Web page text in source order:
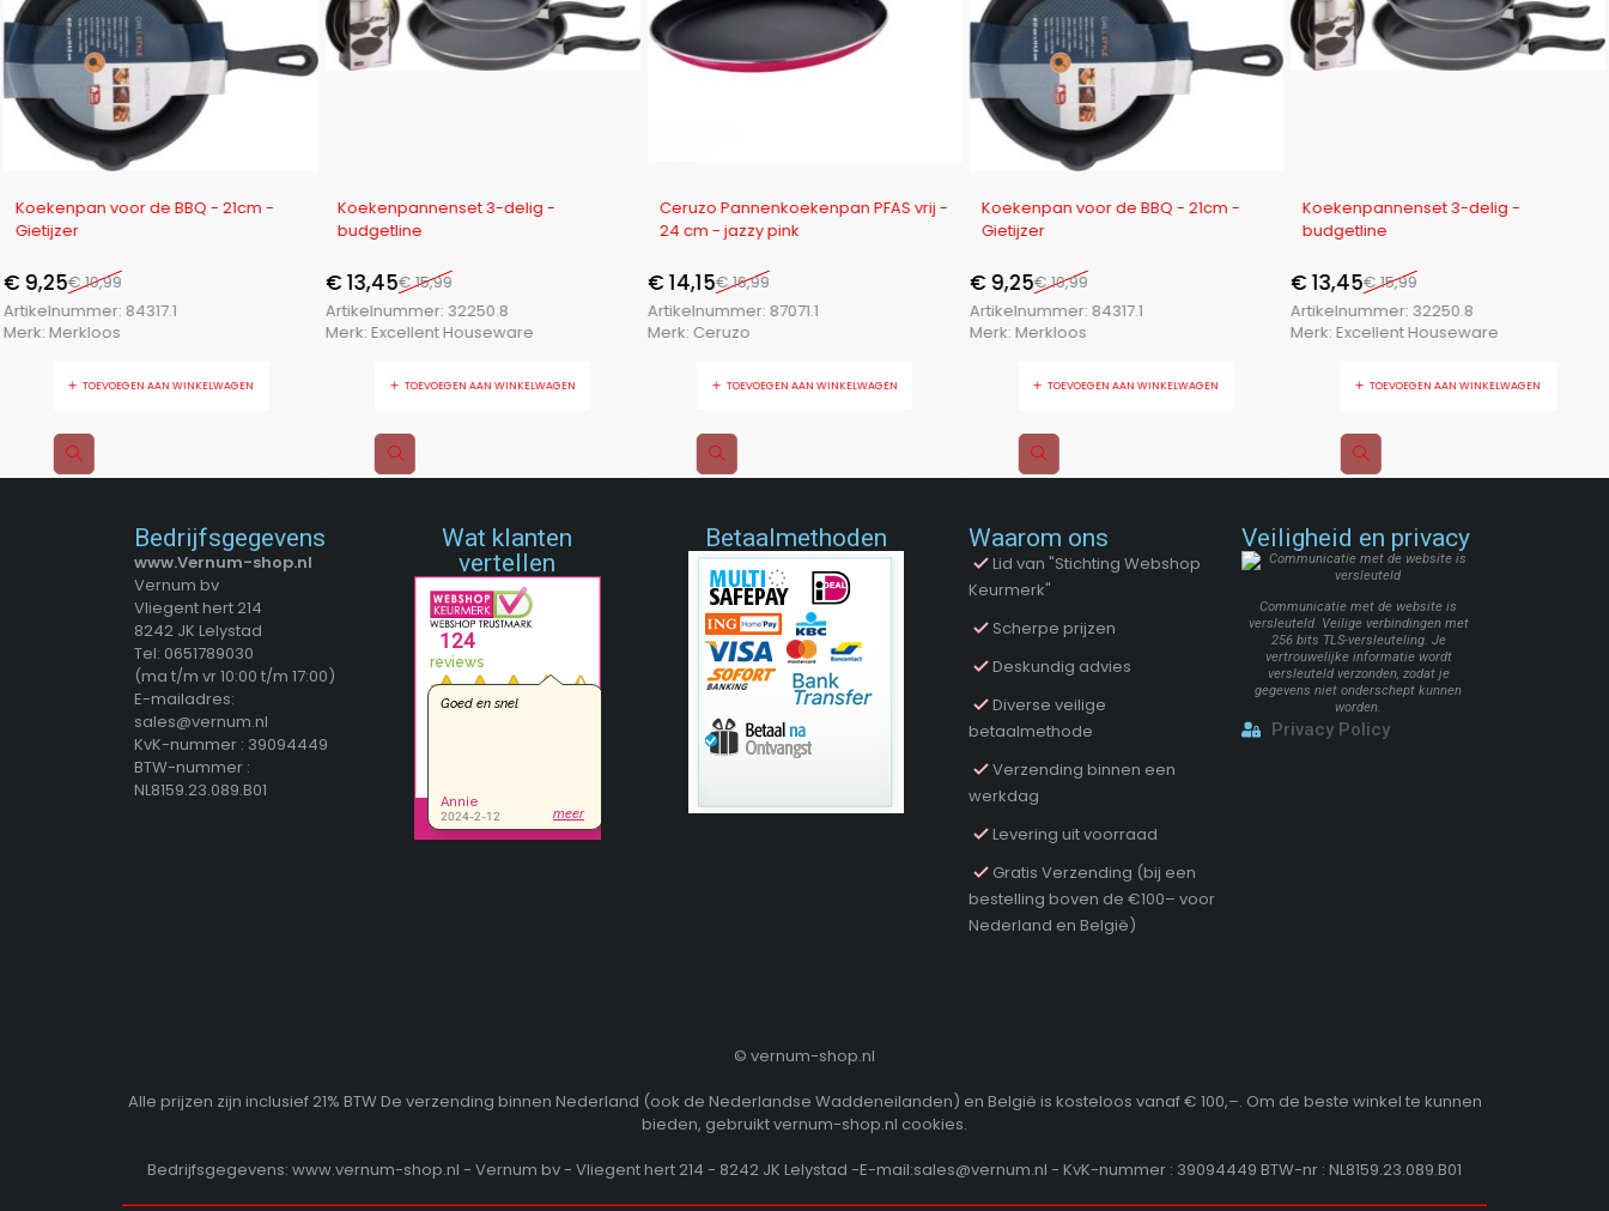
-16%
Koekenpan voor de BBQ - 21cm -
Gietijzer
€10,99
€9,25
Artikelnummer: 84317.1
Merk: Merkloos
TOEVOEGEN AAN WINKELWAGEN
-16%
Koekenpannenset 3-delig -
budgetline
€15,99
€13,45
Artikelnummer: 32250.8
Merk: Excellent Houseware
TOEVOEGEN AAN WINKELWAGEN
-17%
Ceruzo Pannenkoekenpan PFAS vrij -
24 cm - jazzy pink
€16,99
€14,15
Artikelnummer: 87071.1
Merk: Ceruzo
TOEVOEGEN AAN WINKELWAGEN
-16%
Koekenpan voor de BBQ - 21cm -
Gietijzer
€10,99
€9,25
Artikelnummer: 84317.1
Merk: Merkloos
TOEVOEGEN AAN WINKELWAGEN
-16%
Koekenpannenset 3-delig -
budgetline
€15,99
€13,45
Artikelnummer: 32250.8
Merk:Excellent Houseware
TOEVOEGEN AAN WINKELWAGEN
Bedrijfsgegevens
www.Vernum-shop.nl
Vernum bv
Vliegent hert 214
8242 JK Lelystad
Tel: 0651789030
(ma t/m vr 10:00 t/m 17:00)
E-mailadres:
sales@vernum.nl
KvK-nummer : 39094449
BTW-nummer :
NL8159.23.089.B01
Wat klanten
vertellen
Betaalmethoden Waarom ons
Lid van "Stichting Webshop
Keurmerk"
Scherpe prijzen
Deskundig advies
Diverse veilige
betaalmethode
Verzending binnen een
werkdag
Levering uit voorraad
Gratis Verzending (bij een
bestelling boven de €100– voor
Nederland en België)
Veiligheid en privacy
Communicatie met de website is
versleuteld. Veilige verbindingen met
256 bits TLS-versleuteling. Je
vertrouwelijke informatie wordt
versleuteld verzonden, zodat je
gegevens niet onderschept kunnen
worden.
Privacy Policy
© vernum-shop.nl
Alle prijzen zijn inclusief 21% BTW De verzending binnen Nederland (ook de Nederlandse Waddeneilanden) en België is kosteloos vanaf € 100,–. Om de beste winkel te kunnen
bieden, gebruikt vernum-shop.nl cookies.
Bedrijfsgegevens: www.vernum-shop.nl - Vernum bv - Vliegent hert 214 - 8242 JK Lelystad -E-mail:sales@vernum.nl - KvK-nummer : 39094449 BTW-nr : NL8159.23.089.B01